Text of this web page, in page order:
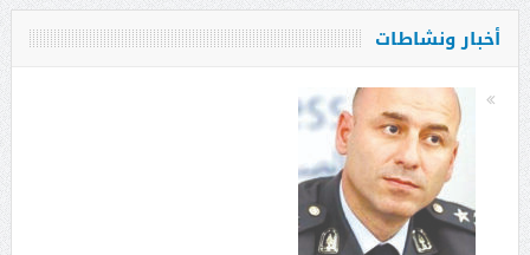
أخبار ونشاطات